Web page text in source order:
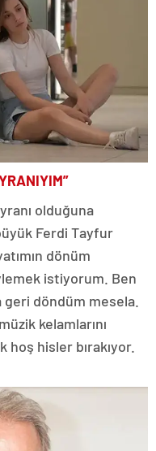
olduğuna
Ferdi Tayfur
dönüm
istiyorum. Ben
döndüm mesela.
kelamlarını
hoş hisler bırakıyor.